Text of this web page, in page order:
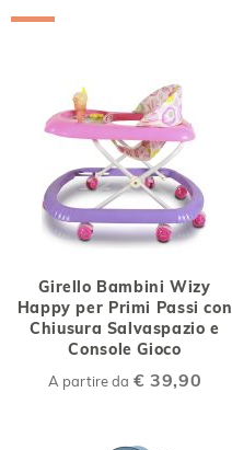
Girello Bambini Wizy
Happy per Primi Passi con
Chiusura Salvaspazio e
Console Gioco
A partire da € 39,90